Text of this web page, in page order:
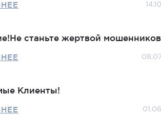
станьте жертвой
Клиенты!